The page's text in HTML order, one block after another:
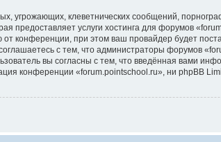
угрожающих, клеветнических сообщений,
предоставляет услуги хостинга для форумов
конференции, при этом ваш провайдер будет
с тем, что администраторы форумов
вы согласны с тем, что введённая вами
конференции «forum.pointschool.ru», ни phpBB